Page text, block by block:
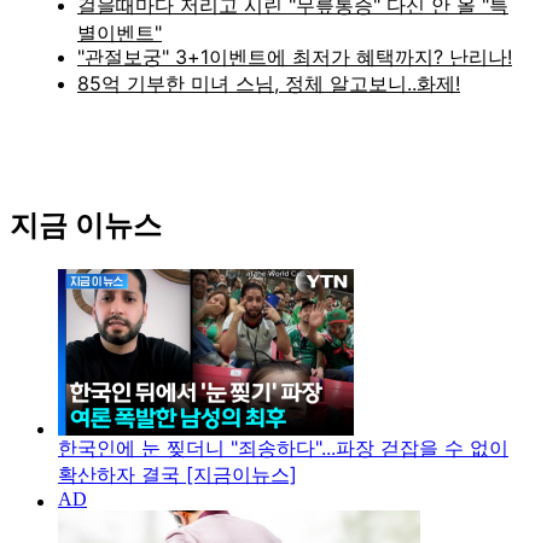
지금 이뉴스
한국인에 눈 찢더니 "죄송하다"...파장 걷잡을 수 없이
확산하자 결국 [지금이뉴스]